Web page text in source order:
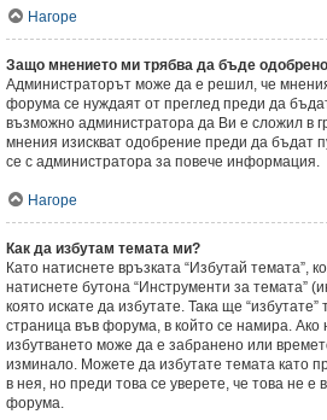
Нагоре
Защо мнението ми трябва да бъде
Администраторът може да е решил, че
форума се нуждаят от преглед преди да
възможно администратора да Ви е сложил в
мнения изискват одобрение преди да бъдат
се с администратора за повече информация.
Нагоре
Как да избутам темата ми?
Като натиснете връзката “Избутай темата”,
натиснете бутона “Инструменти за темата”
която искате да избутате. Така ще
страница във форума, в който се намира. Ако
избутването може да е забранено или
изминало. Можете да избутате темата като
в нея, но преди това се уверете, че това не е
форума.